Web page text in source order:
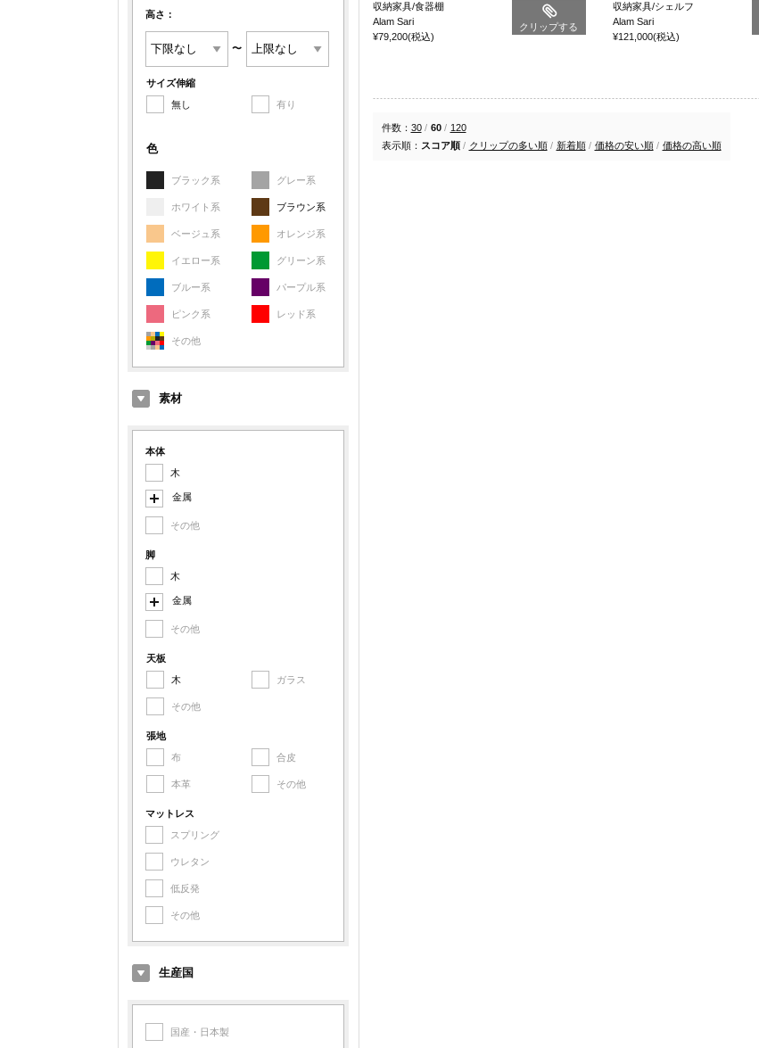
高さ：
〜
サイズ伸縮
無し
有り
色
ブラック系 グレー系
ホワイト系 ブラウン系
ベージュ系 オレンジ系
イエロー系 グリーン系
ブルー系 パープル系
ピンク系 レッド系
その他
素材
本体
木
金属
スチール
その他金属
その他
脚
木
金属
スチール
その他金属
その他
天板
木
ガラス
その他
張地
布
合皮
本革 その他
マットレス
スプリング
ウレタン
低反発
その他
生産国
国産・日本製
収納家具/食器棚
Alam Sari
¥79,200(税込)
クリップする
収納家具/シェルフ
Alam Sari
¥121,000(税込)
件数： 30 / 60 / 120
表示順： スコア順 / クリップの多い順 / 新着順 / 価格の安い順 / 価格の高い順